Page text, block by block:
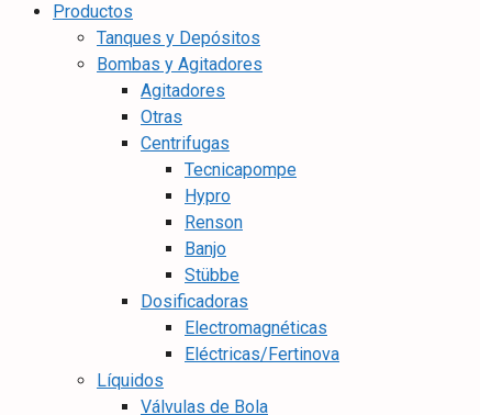
Productos
Tanques y Depósitos
Bombas y Agitadores
Agitadores
Otras
Centrifugas
Tecnicapompe
Hypro
Renson
Banjo
Stübbe
Dosificadoras
Electromagnéticas
Eléctricas/Fertinova
Líquidos
Válvulas de Bola